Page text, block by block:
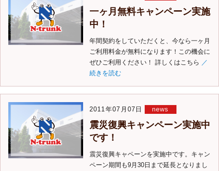
一ヶ月無料キャンペーン実施
中！
年間契約をしていただくと、今なら一ヶ月
ご利用料金が無料になります！この機会に
ぜひご利用ください！ 詳しくはこちら ／
続きを読む
2011年07月07日 news
震災復興キャンペーン実施中
です！
震災復興キャペーンを実施中です。キャン
ペーン期間も9月30日まで延長となりまし